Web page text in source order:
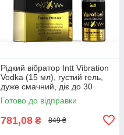
Рідкий вібратор Intt Vibration
Vodka (15 мл), густий гель,
дуже смачний, діє до 30
хвилин
Готово до відправки
781,08 ₴ 849 ₴